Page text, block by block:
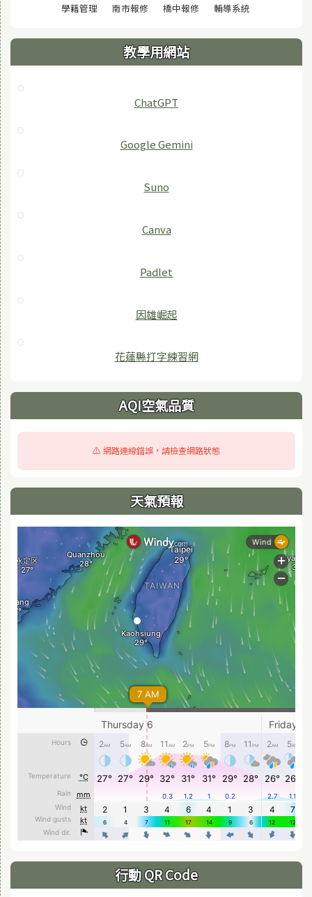
學籍管理(另開視窗)
南市報修(另開視窗)
橋中報修(另開視窗)
輔導系統(另開視窗)
教學用網站
ChatGPT
‎Google Gemini
Suno
Canva
Padlet
因雄崛起
花蓮縣打字練習網
AQI空氣品質
⚠️ 網路連線錯誤，請檢查網路狀態
天氣預報
行動 QR Code